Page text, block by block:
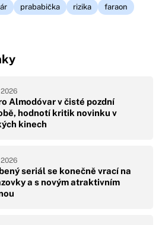
prababička rizika
faraon
Almodóvar v čisté pozdní
hodnotí kritik novinku v
kinech
seriál se konečně vrací na
a s novým atraktivním